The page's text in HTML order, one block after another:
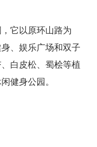
它以原环山路为
、娱乐广场和双子
白皮松、蜀桧等植
健身公园。